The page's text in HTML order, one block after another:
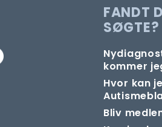
FANDT
SØGTE?
kommer
Hvor kan
Bliv